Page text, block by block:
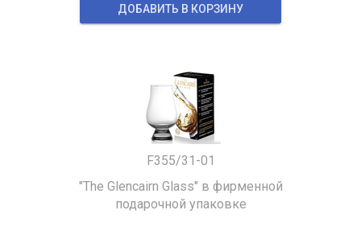
ДОБАВИТЬ В КОРЗИНУ
F355/31-01
"The Glencairn Glass" в фирменной
подарочной упаковке